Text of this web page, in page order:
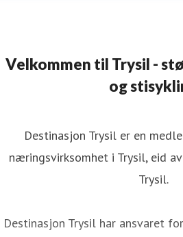
Velkommen til Trysil -
og
Destinasjon Trysil er en
næringsvirksomhet i Trysil, eid
Trysil.
Destinasjon Trysil har ansvaret